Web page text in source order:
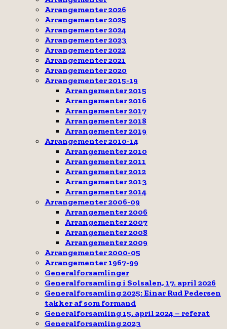
Arrangementer 2026
Arrangementer 2025
Arrangementer 2024
Arrangementer 2023
Arrangementer 2022
Arrangementer 2021
Arrangementer 2020
Arrangementer 2015-19
Arrangementer 2015
Arrangementer 2016
Arrangementer 2017
Arrangementer 2018
Arrangementer 2019
Arrangementer 2010-14
Arrangementer 2010
Arrangementer 2011
Arrangementer 2012
Arrangementer 2013
Arrangementer 2014
Arrangementer 2006-09
Arrangementer 2006
Arrangementer 2007
Arrangementer 2008
Arrangementer 2009
Arrangementer 2000-05
Arrangementer 1967-99
Generalforsamlinger
Generalforsamling i Solsalen, 17. april 2026
Generalforsamling 2025: Einar Rud Pedersen
takker af som formand
Generalforsamling 15. april 2024 – referat
Generalforsamling 2023